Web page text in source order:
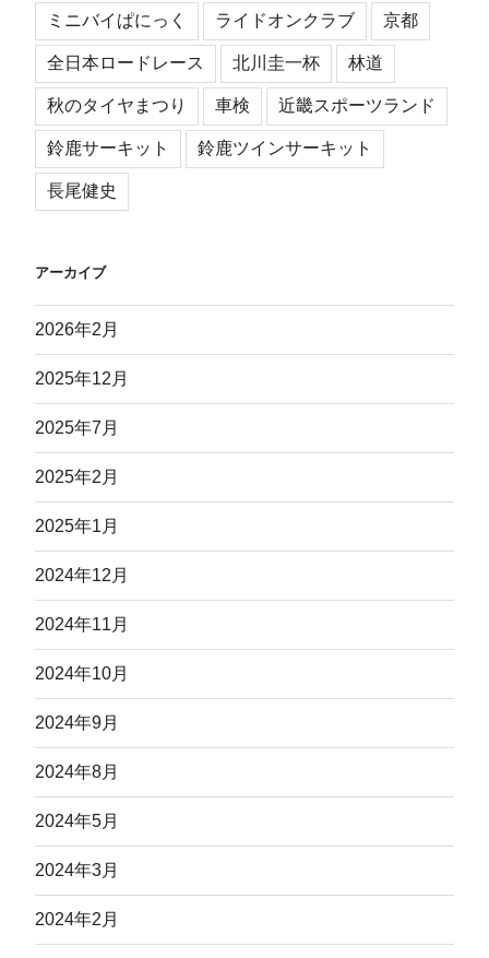
ミニバイぱにっく ライドオンクラブ 京都
全日本ロードレース 北川圭一杯 林道
秋のタイヤまつり 車検 近畿スポーツランド
鈴鹿サーキット 鈴鹿ツインサーキット
長尾健史
アーカイブ
2026年2月
2025年12月
2025年7月
2025年2月
2025年1月
2024年12月
2024年11月
2024年10月
2024年9月
2024年8月
2024年5月
2024年3月
2024年2月